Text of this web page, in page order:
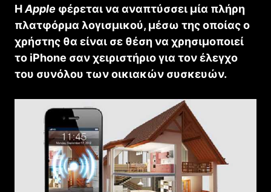
ΗApple φέρεται να αναπτύσσει μία πλήρη
πλατφόρμα λογισμικού, μέσω της οποίας ο
χρήστης θα είναι σε θέση να χρησιμοποιεί
το iPhone σαν χειριστήριο για τον έλεγχο
του συνόλου των οικιακών συσκευών.